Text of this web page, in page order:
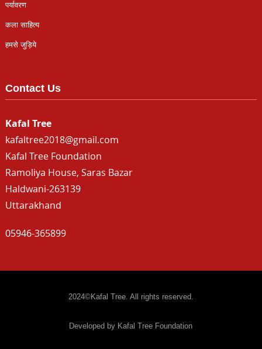
पर्यावरण
कला साहित्य
हमसे जुड़िये
Contact Us
Kafal Tree
kafaltree2018@gmail.com
Kafal Tree Foundation
Ramoliya House, Saras Bazar
Haldwani-263139
Uttarakhand
05946-365899
2024©Kafal Tree. All rights reserved.
Developed by Kafal Tree Foundation